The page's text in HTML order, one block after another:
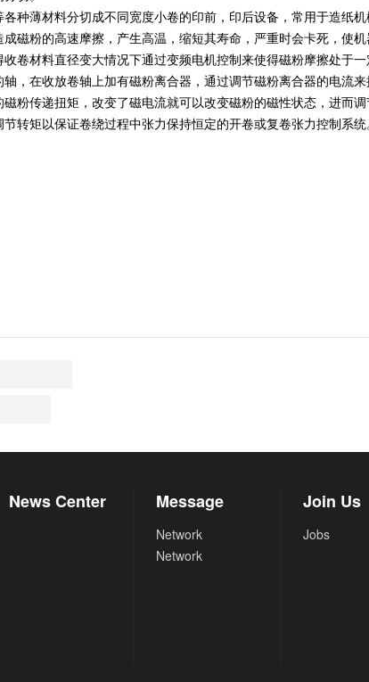
种薄材料分切成不同宽度小卷的印前，印后设备，常用于造纸机
磁粉的高速摩擦，产生高温，缩短其寿命，严重时会卡死，使机
卷材料直径变大情况下通过变频电机控制来使得磁粉摩擦处于一
，在收放卷轴上加有磁粉离合器，通过调节磁粉离合器的电流
粉传递扭矩，改变了磁电流就可以改变磁粉的磁性状态，进而
转矩以保证卷绕过程中张力保持恒定的开卷或复卷张力控制系统
News Center Message
Network
Network
Join Us
Jobs